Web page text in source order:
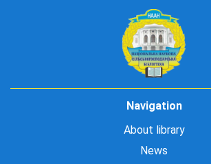
Navigation
About library
News